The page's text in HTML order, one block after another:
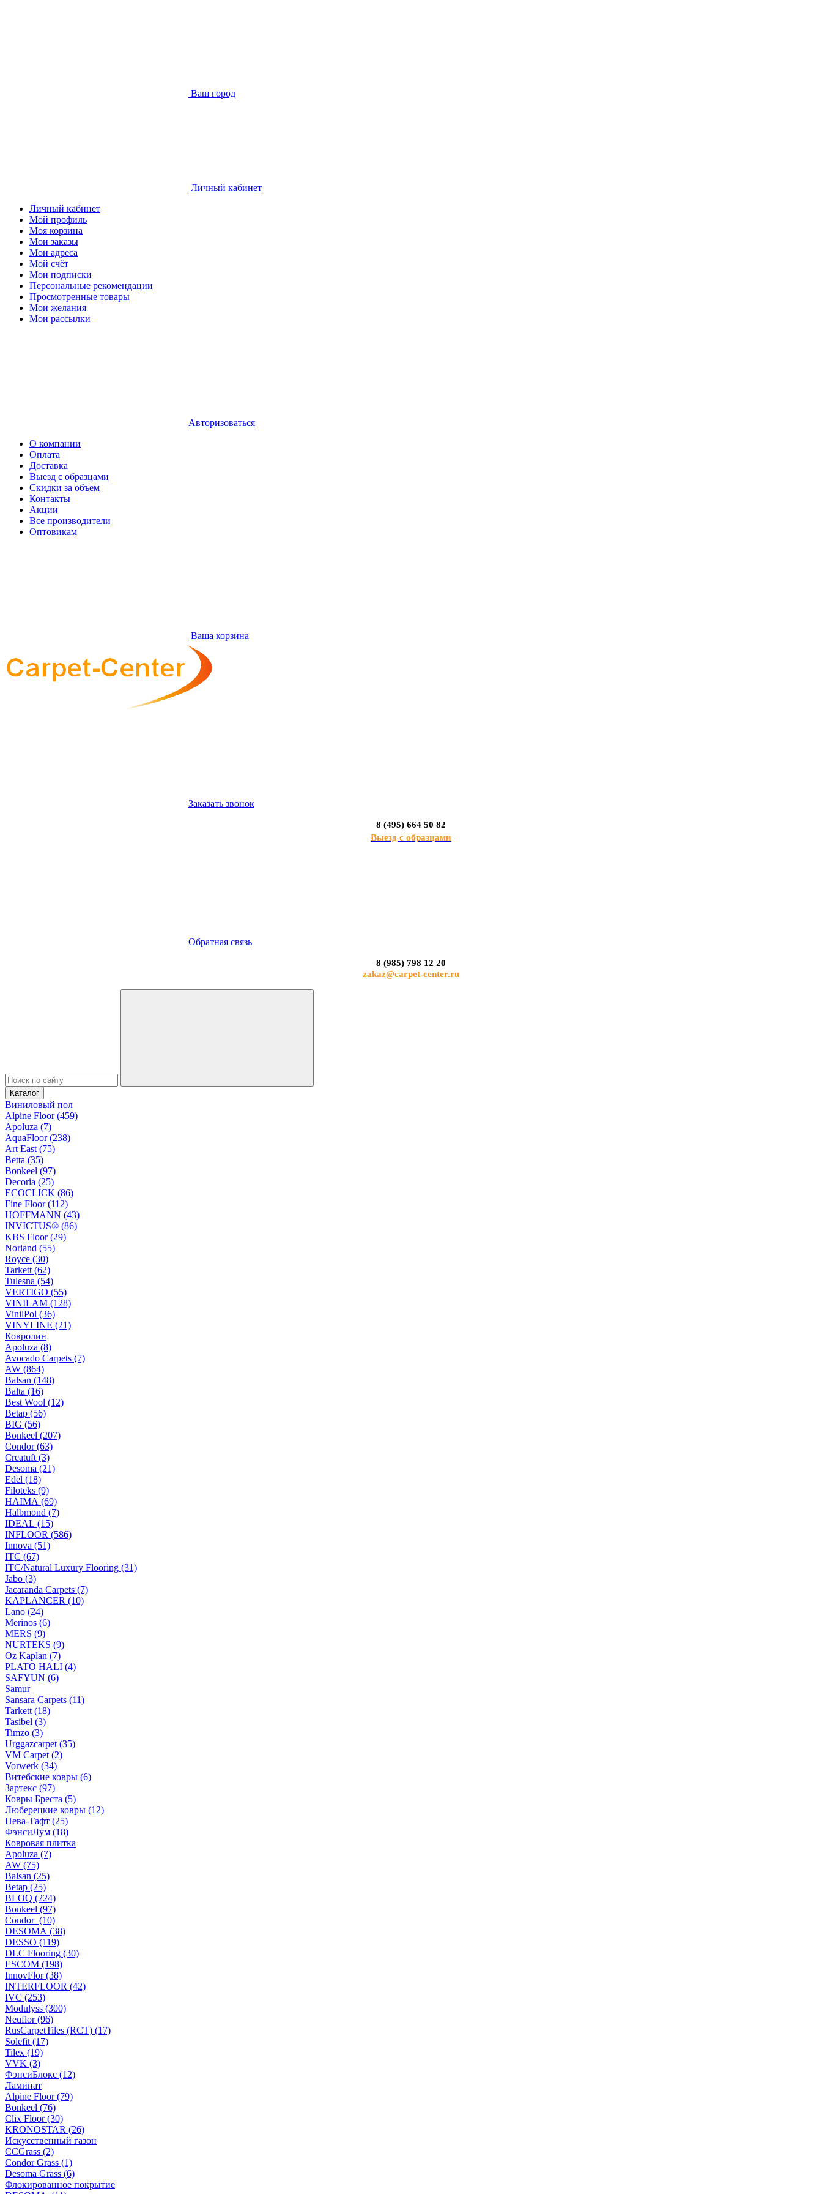
Ваш город
Личный кабинет
Личный кабинет
Мой профиль
Моя корзина
Мои заказы
Мои адреса
Мой счёт
Мои подписки
Персональные рекомендации
Просмотренные товары
Мои желания
Мои рассылки
Авторизоваться
О компании
Оплата
Доставка
Выезд с образцами
Скидки за объем
Контакты
Акции
Все производители
Оптовикам
Ваша корзина
Заказать звонок
8 (495) 664 50 82
Выезд с образцами
Обратная связь
8 (985) 798 12 20
zakaz@carpet-center.ru
Каталог
Виниловый пол
Alpine Floor (459)
Apoluza (7)
AquaFloor (238)
Art East (75)
Betta (35)
Bonkeel (97)
Decoria (25)
ECOCLICK (86)
Fine Floor (112)
HOFFMANN (43)
INVICTUS® (86)
KBS Floor (29)
Norland (55)
Royce (30)
Tarkett (62)
Tulesna (54)
VERTIGO (55)
VINILAM (128)
VinilPol (36)
VINYLINE (21)
Ковролин
Apoluza (8)
Avocado Carpets (7)
AW (864)
Balsan (148)
Balta (16)
Best Wool (12)
Betap (56)
BIG (56)
Bonkeel (207)
Condor (63)
Creatuft (3)
Desoma (21)
Edel (18)
Filoteks (9)
HAIMA (69)
Halbmond (7)
IDEAL (15)
INFLOOR (586)
Innova (51)
ITC (67)
ITC/Natural Luxury Flooring (31)
Jabo (3)
Jacaranda Carpets (7)
KAPLANCER (10)
Lano (24)
Merinos (6)
MERS (9)
NURTEKS (9)
Oz Kaplan (7)
PLATO HALI (4)
SAFYUN (6)
Samur
Sansara Carpets (11)
Tarkett (18)
Tasibel (3)
Timzo (3)
Urggazcarpet (35)
VM Carpet (2)
Vorwerk (34)
Витебские ковры (6)
Зартекс (97)
Ковры Бреста (5)
Люберецкие ковры (12)
Нева-Тафт (25)
ФэнсиЛум (18)
Ковровая плитка
Apoluza (7)
AW (75)
Balsan (25)
Betap (25)
BLOQ (224)
Bonkeel (97)
Condor (10)
DESOMA (38)
DESSO (119)
DLC Flooring (30)
ESCOM (198)
InnovFlor (38)
INTERFLOOR (42)
IVC (253)
Modulyss (300)
Neuflor (96)
RusCarpetTiles (RCT) (17)
Solefit (17)
Tilex (19)
VVK (3)
ФэнсиБлокс (12)
Ламинат
Alpine Floor (79)
Bonkeel (76)
Clix Floor (30)
KRONOSTAR (26)
Искусственный газон
CCGrass (2)
Condor Grass (1)
Desoma Grass (6)
Флокированное покрытие